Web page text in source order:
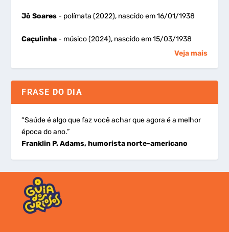
Jô Soares - polímata (2022), nascido em 16/01/1938
Caçulinha - músico (2024), nascido em 15/03/1938
Veja mais
FRASE DO DIA
“Saúde é algo que faz você achar que agora é a melhor
época do ano.”
Franklin P. Adams, humorista norte-americano